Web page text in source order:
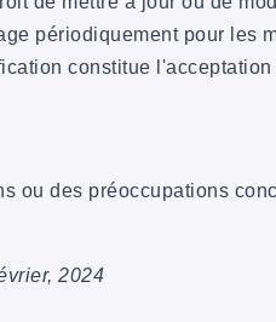
périodiquement pour les
constitue
ou des préoccupations
2024